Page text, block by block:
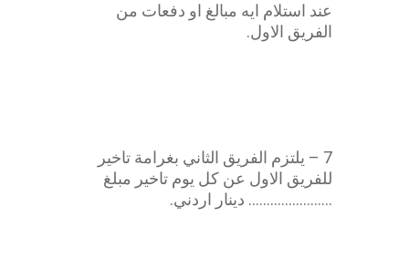
عند استلام ايه مبالغ او دفعات من
الفريق الاول.
7 – يلتزم الفريق الثاني بغرامة تاخير
للفريق الاول عن كل يوم تاخير مبلغ
………………….. دينار اردني.